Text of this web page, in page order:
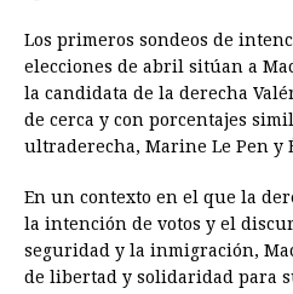
Los primeros sondeos de
elecciones de abril sitúan a
la candidata de la derecha
de cerca y con porcentajes
ultraderecha, Marine Le Pen y
En un contexto en el que la
la intención de votos y el
seguridad y la inmigración,
de libertad y solidaridad para